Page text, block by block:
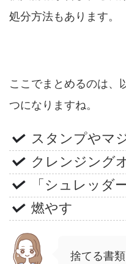
処分方法もあります。
ここでまとめるのは、
つになりますね。
スタンプやマ
クレンジング
「シュレッダ
燃やす
捨てる書